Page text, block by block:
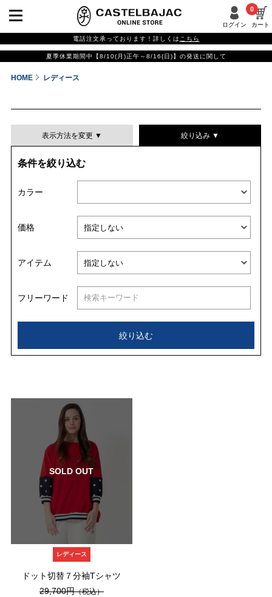
ログイン カート
0
電話注文承っております！詳しくは こちら
夏季休業期間中【8/10(月)正午～8/16(日)】の発送に関して
HOME レディース
表示方法を変更 ▼
並び替える
絞り込み ▼
条件を絞り込む
カラー
価格
アイテム
フリーワード
絞り込む
SOLD OUT
レディース
ドット切替７分袖Tシャツ
29,700円（税込）